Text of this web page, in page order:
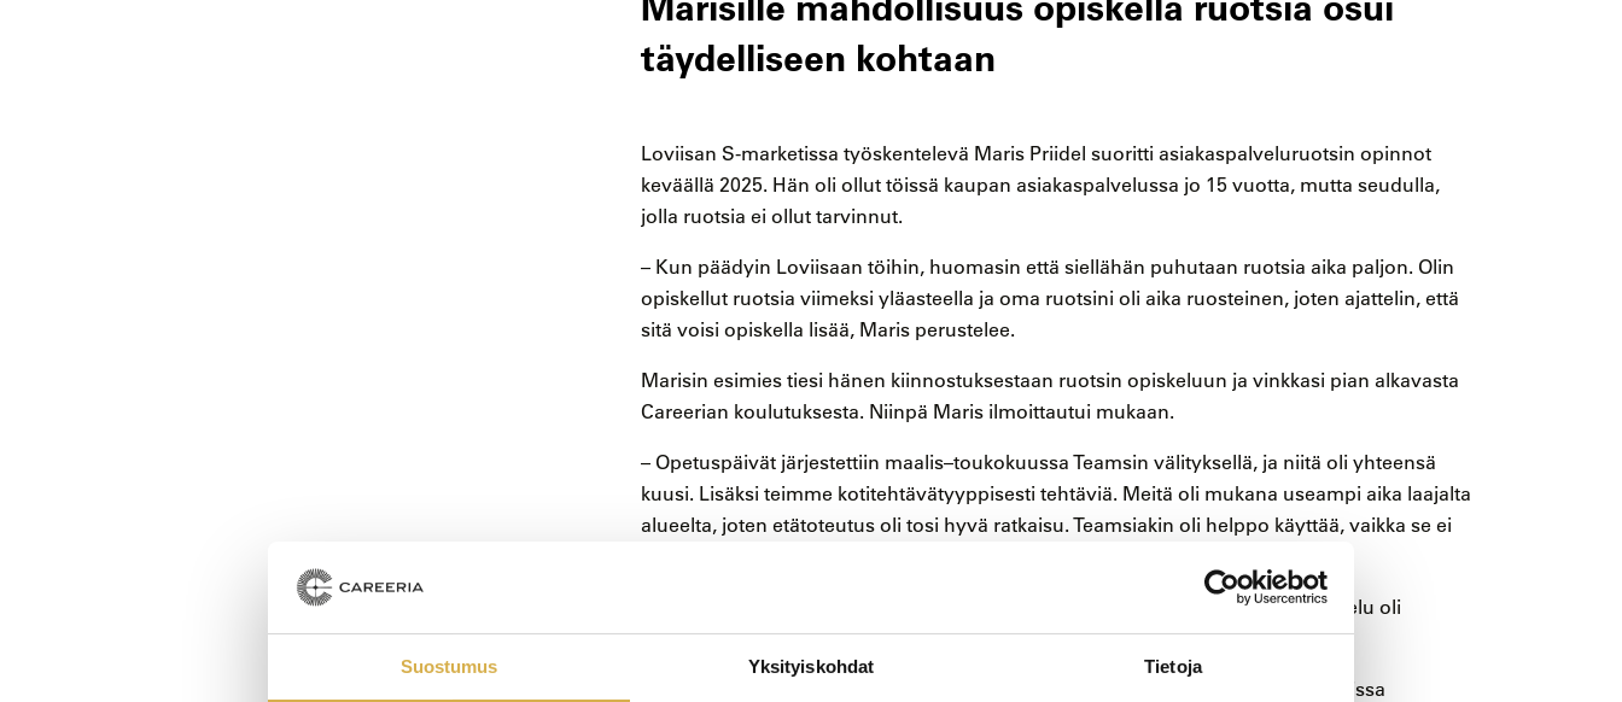
Suostumus Yksityiskohdat Tietoja
täydelliseen kohtaan
Loviisan S-marketissa työskentelevä Maris Priidel suoritti asiakaspalveluruotsin opinnot
keväällä 2025. Hän oli ollut töissä kaupan asiakaspalvelussa jo 15 vuotta, mutta seudulla,
jolla ruotsia ei ollut tarvinnut.
– Kun päädyin Loviisaan töihin, huomasin että siellähän puhutaan ruotsia aika paljon. Olin
opiskellut ruotsia viimeksi yläasteella ja oma ruotsini oli aika ruosteinen, joten ajattelin, että
sitä voisi opiskella lisää, Maris perustelee.
Marisin esimies tiesi hänen kiinnostuksestaan ruotsin opiskeluun ja vinkkasi pian alkavasta
Careerian koulutuksesta. Niinpä Maris ilmoittautui mukaan.
– Opetuspäivät järjestettiin maalis–toukokuussa Teamsin välityksellä, ja niitä oli yhteensä
kuusi. Lisäksi teimme kotitehtävätyyppisesti tehtäviä. Meitä oli mukana useampi aika laajalta
alueelta, joten etätoteutus oli tosi hyvä ratkaisu. Teamsiakin oli helppo käyttää, vaikka se ei
Koulutukseen kuului sekä suullisia että kirjallisia tehtäviä. Maris koki, että opiskelu oli
kannustavaa eikä kukaan odottanut heti täydellistä osaamista.
– Opettajan kysymyksiin vastailimme ruotsiksi, ja esimerkiksi minä pidin Teamsissa